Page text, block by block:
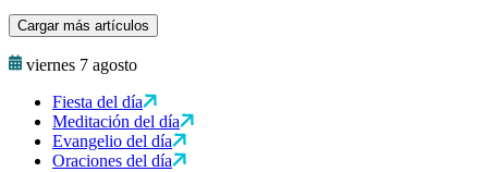
Cargar más artículos
viernes 7 agosto
Fiesta del día
Meditación del día
Evangelio del día
Oraciones del día